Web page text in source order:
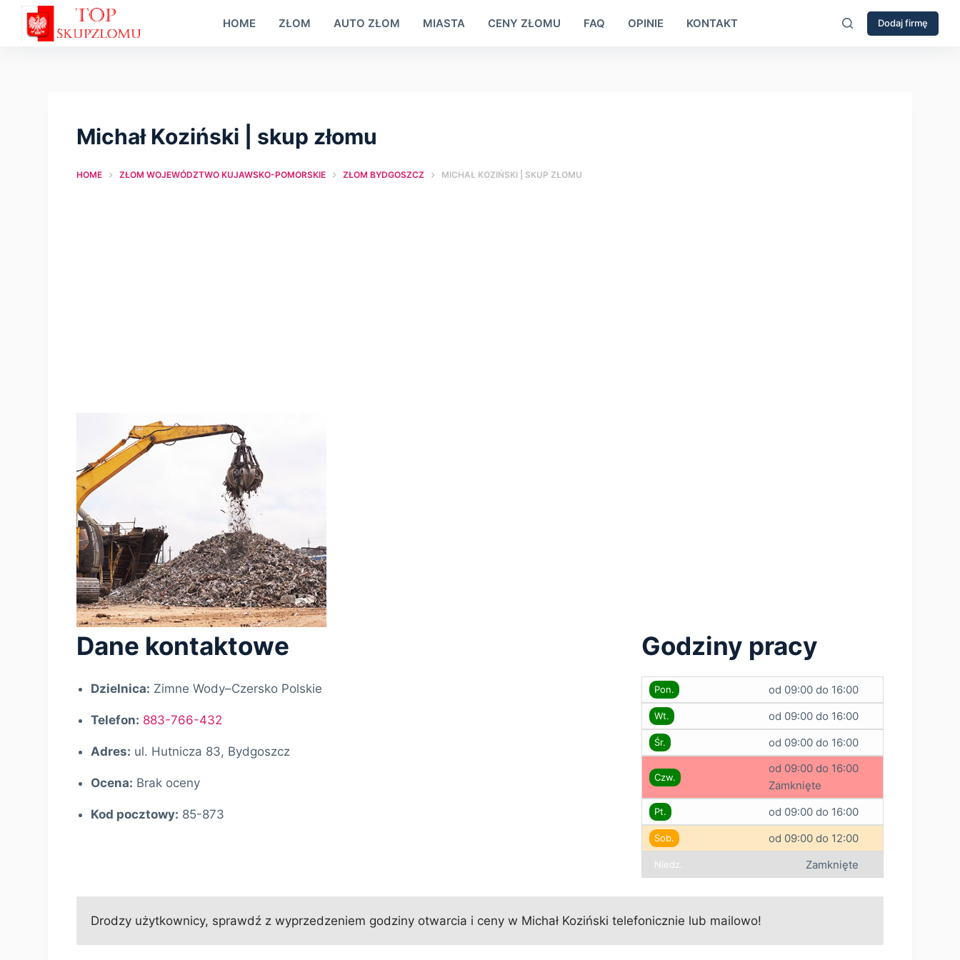
HOME ZŁOM AUTO ZŁOM MIASTA CENY ZŁOMU FAQ OPINIE KONTAKT Dodaj firmę
Michał Koziński | skup złomu
HOME ZŁOM WOJEWÓDZTWO KUJAWSKO-POMORSKIE ZŁOM BYDGOSZCZ MICHAŁ KOZIŃSKI | SKUP ZŁOMU
Dane kontaktowe
Dzielnica: Zimne Wody–Czersko Polskie
Telefon: 883-766-432
Adres: ul. Hutnicza 83, Bydgoszcz
Ocena: Brak oceny
Kod pocztowy: 85-873
Godziny pracy
Pon. od 09:00 do 16:00
Wt. od 09:00 do 16:00
Śr. od 09:00 do 16:00
Czw.
od 09:00 do 16:00
Zamknięte
Pt. od 09:00 do 16:00
Sob. od 09:00 do 12:00
Niedz. Zamknięte
Drodzy użytkownicy, sprawdź z wyprzedzeniem godziny otwarcia i ceny w Michał Koziński telefonicznie lub mailowo!